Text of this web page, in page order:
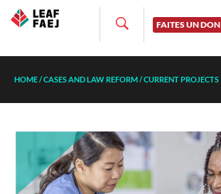
FAITES UN DON
HOME/CASES AND LAW REFORM/CURRENT PROJECTS